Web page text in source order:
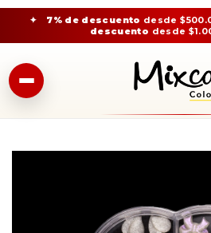
✦ 7% de descuento desde
descuento desde